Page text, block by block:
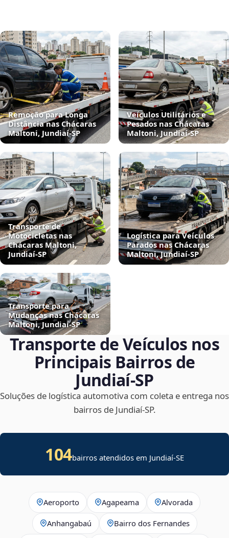
Remoção para Longa
Distância nas Chácaras
Maltoni, Jundiaí‑SP
Veículos Utilitários e
Pesados nas Chácaras
Maltoni, Jundiaí‑SP
Transporte de
Motocicletas nas
Chácaras Maltoni,
Jundiaí‑SP
Logística para Veículos
Parados nas Chácaras
Maltoni, Jundiaí‑SP
Transporte para
Mudanças nas Chácaras
Maltoni, Jundiaí‑SP
Transporte de Veículos nos
Principais Bairros de
Jundiaí‑SP
Soluções de logística automotiva com coleta e entrega nos
bairros de Jundiaí‑SP.
104bairros atendidos em Jundiaí-SE
Aeroporto Agapeama Alvorada
Anhangabaú Bairro dos Fernandes